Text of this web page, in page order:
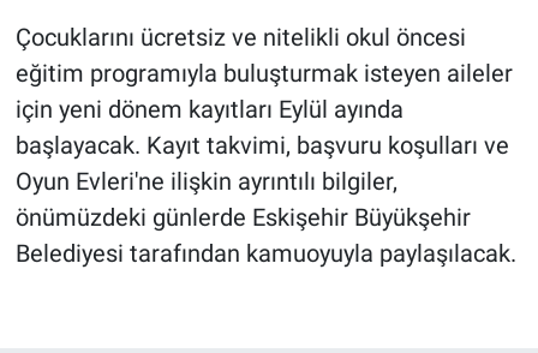
Çocuklarını ücretsiz ve nitelikli okul öncesi
eğitim programıyla buluşturmak isteyen aileler
için yeni dönem kayıtları Eylül ayında
başlayacak. Kayıt takvimi, başvuru koşulları ve
Oyun Evleri'ne ilişkin ayrıntılı bilgiler,
önümüzdeki günlerde Eskişehir Büyükşehir
Belediyesi tarafından kamuoyuyla paylaşılacak.